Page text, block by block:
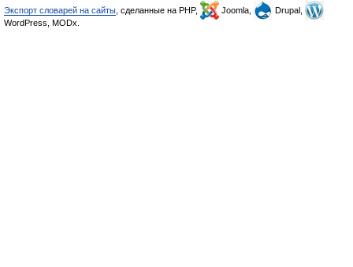
Экспорт словарей на сайты , сделанные на PHP, Joomla,
Drupal,
WordPress, MODx.